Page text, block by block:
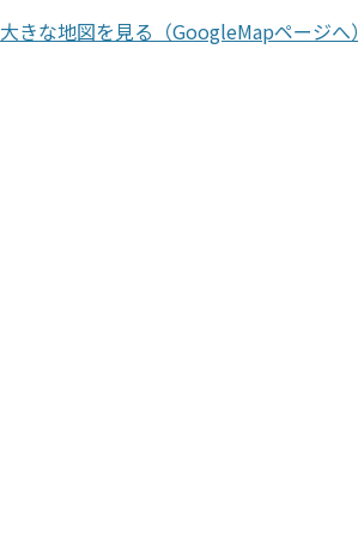
大きな地図を見る（GoogleMapページへ）